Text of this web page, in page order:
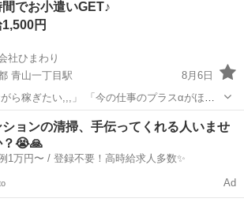
間でお小遣いGET♪
1,500円
社ひまわり
青山一丁目駅
8月6日
ら稼ぎたい,,,」 「今の仕事のプラスαがほし
す！ 【どんなお仕事？】 PCや
入力するだけの簡単なお仕事です。 難しい
山一丁目駅 経理 スタッフ
ションの清掃、手伝ってくれる人いませ
？😭🙏
日給例1万円〜 / 登録不要！高時給求人多数✨
Ad